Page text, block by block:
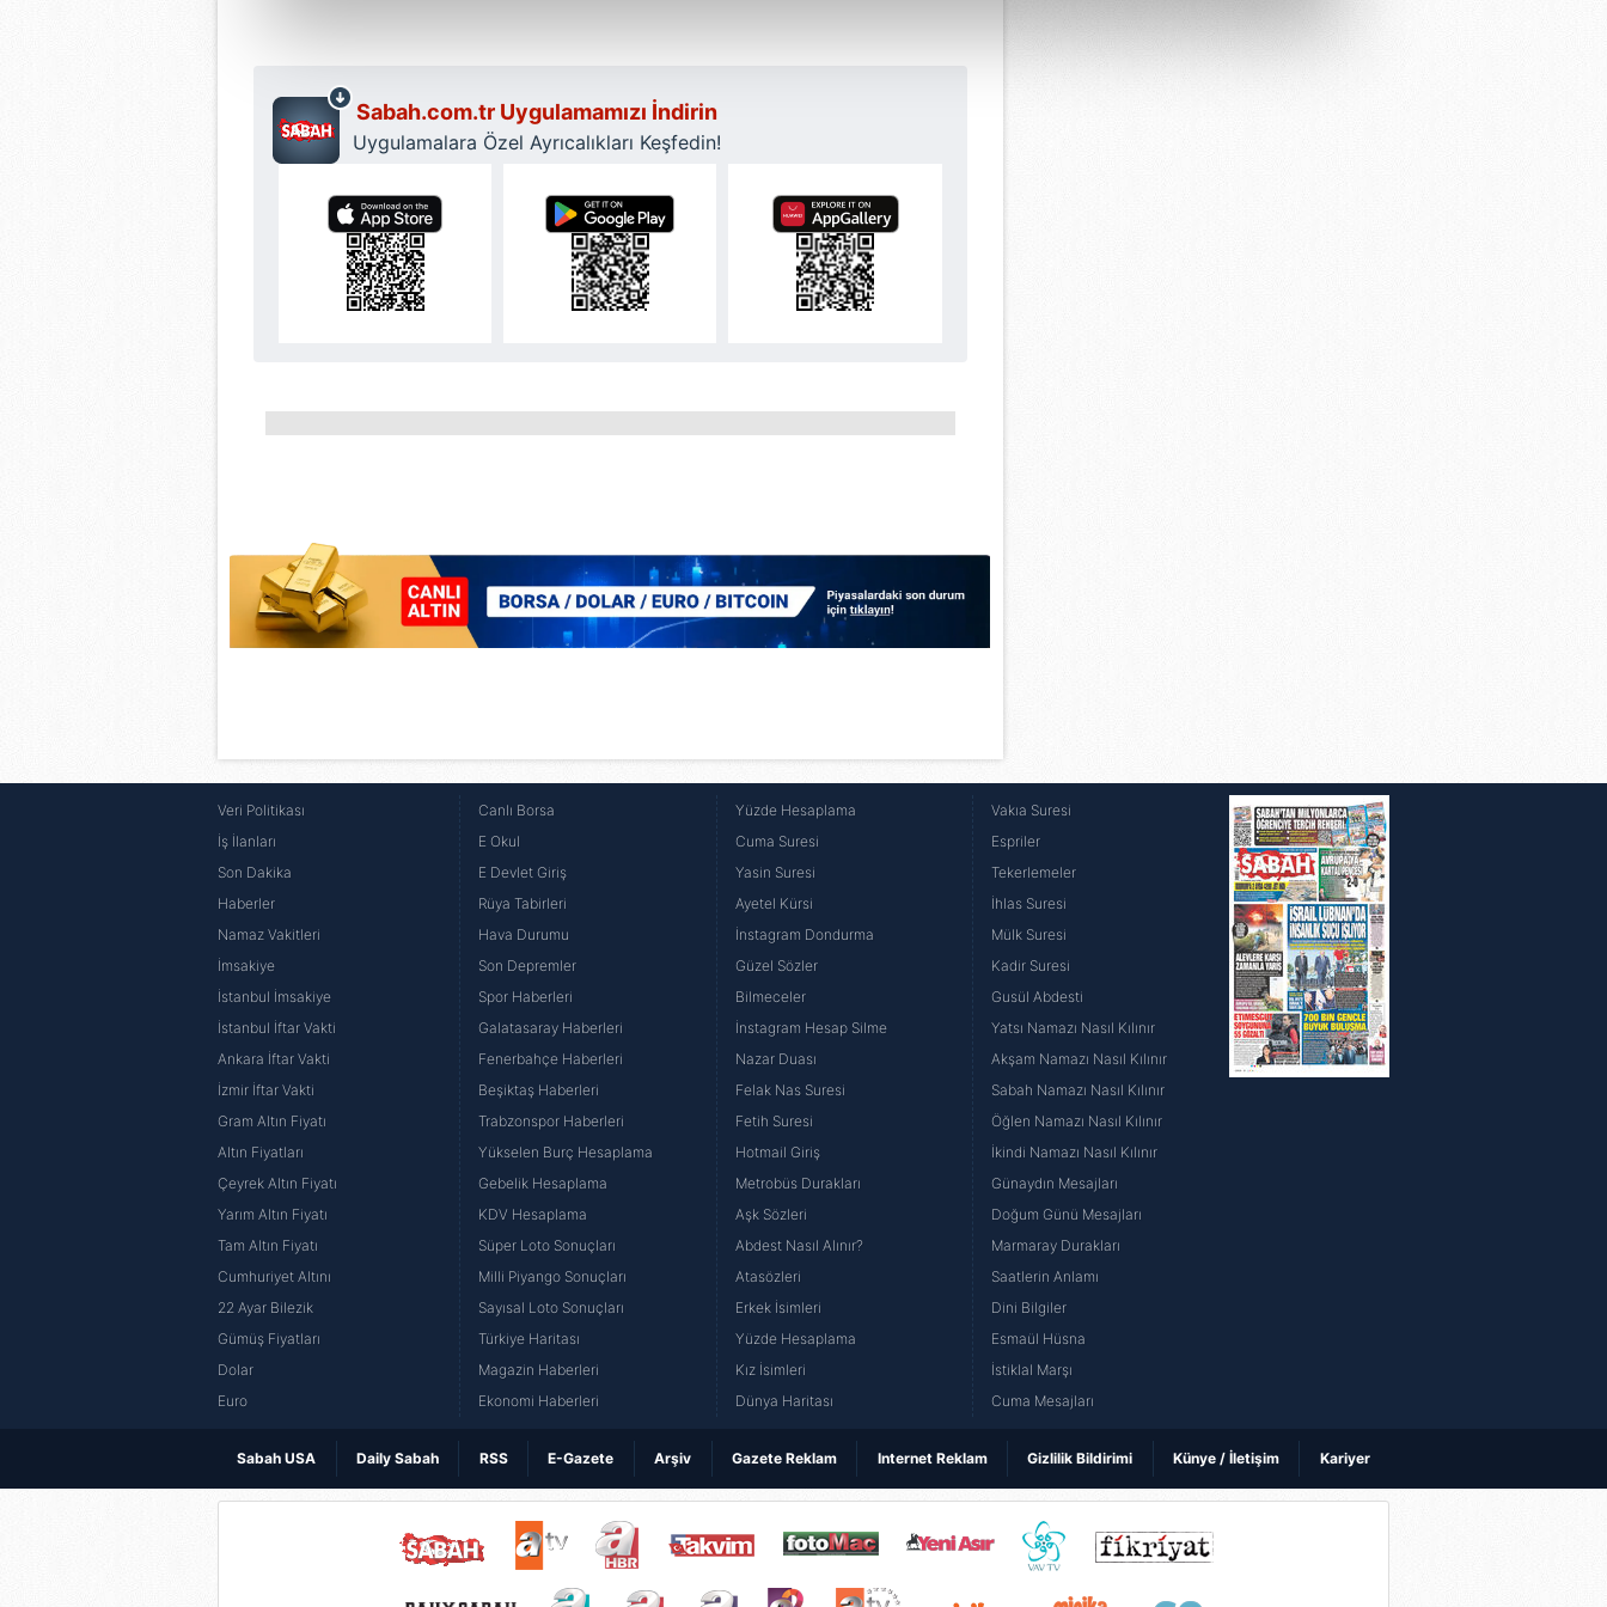
reklam/pazarlama faaliyetlerinin yapılması, amaçlarıyla sınırlı olarak açık rızanız dahilinde kullanılacaktır.
Çerezlere ilişkin tercihlerinizi aşağıda yer alan panel vasıtasıyla belirleyebilirsiniz. Çerezlere ilişkin detaylı bilgi için Ayarlar
butonuna tıklayabilir,
Çerez Bilgilendirme Metnimizi ziyaret edebilirsiniz.
6698 sayılı Kişisel Verilerin Korunması Kanunu uyarınca hazırlanmış Aydınlatma Metnimizi okumak ve sitemizde ilgili
mevzuata uygun olarak kullanılan çerezlerle ilgili bilgi almak için lütfentıklayınız
Sabah.com.tr Uygulamamızı İndirin
Uygulamalara Özel Ayrıcalıkları Keşfedin!
Veri Politikası
İş İlanları
Son Dakika
Haberler
Namaz Vakitleri
İmsakiye
İstanbul İmsakiye
İstanbul İftar Vakti
Ankara İftar Vakti
İzmir İftar Vakti
Gram Altın Fiyatı
Altın Fiyatları
Çeyrek Altın Fiyatı
Yarım Altın Fiyatı
Tam Altın Fiyatı
Cumhuriyet Altını
22 Ayar Bilezik
Gümüş Fiyatları
Dolar
Euro
Canlı Borsa
E Okul
E Devlet Giriş
Rüya Tabirleri
Hava Durumu
Son Depremler
Spor Haberleri
Galatasaray Haberleri
Fenerbahçe Haberleri
Beşiktaş Haberleri
Trabzonspor Haberleri
Yükselen Burç Hesaplama
Gebelik Hesaplama
KDV Hesaplama
Süper Loto Sonuçları
Milli Piyango Sonuçları
Sayısal Loto Sonuçları
Türkiye Haritası
Magazin Haberleri
Ekonomi Haberleri
Yüzde Hesaplama
Cuma Suresi
Yasin Suresi
Ayetel Kürsi
İnstagram Dondurma
Güzel Sözler
Bilmeceler
İnstagram Hesap Silme
Nazar Duası
Felak Nas Suresi
Fetih Suresi
Hotmail Giriş
Metrobüs Durakları
Aşk Sözleri
Abdest Nasıl Alınır?
Atasözleri
Erkek İsimleri
Yüzde Hesaplama
Kız İsimleri
Dünya Haritası
Vakıa Suresi
Espriler
Tekerlemeler
İhlas Suresi
Mülk Suresi
Kadir Suresi
Gusül Abdesti
Yatsı Namazı Nasıl Kılınır
Akşam Namazı Nasıl Kılınır
Sabah Namazı Nasıl Kılınır
Öğlen Namazı Nasıl Kılınır
İkindi Namazı Nasıl Kılınır
Günaydın Mesajları
Doğum Günü Mesajları
Marmaray Durakları
Saatlerin Anlamı
Dini Bilgiler
Esmaül Hüsna
İstiklal Marşı
Cuma Mesajları
Sabah USA Daily Sabah RSS E-Gazete Arşiv Gazete Reklam Internet Reklam Gizlilik Bildirimi Künye / İletişim Kariyer